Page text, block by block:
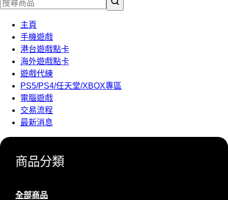
主頁
手機遊戲
港台遊戲點卡
海外遊戲點卡
遊戲代練
PS5/PS4/任天堂/XBOX專區
電腦遊戲
交易流程
最新消息
商品分類
全部商品